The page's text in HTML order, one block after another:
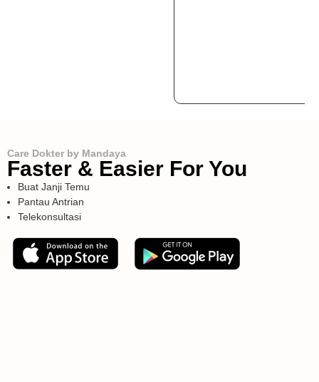
Care Dokter by Mandaya
Faster & Easier For You
Buat Janji Temu
Pantau Antrian
Telekonsultasi